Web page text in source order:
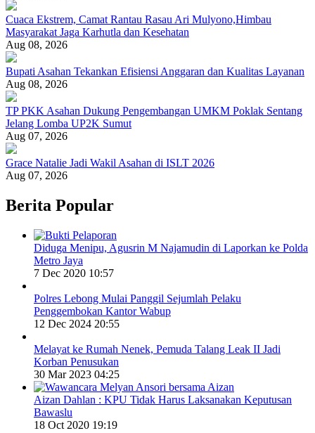
Cuaca Ekstrem, Camat Rantau Rasau Ari Mulyono,Himbau
Masyarakat Jaga Karhutla dan Kesehatan
Aug 08, 2026
Bupati Asahan Tekankan Efisiensi Anggaran dan Kualitas Layanan
Aug 08, 2026
TP PKK Asahan Dukung Pengembangan UMKM Poklak Sentang
Jelang Lomba UP2K Sumut
Aug 07, 2026
Grace Natalie Jadi Wakil Asahan di ISLT 2026
Aug 07, 2026
Berita Popular
Diduga Menipu, Agusrin M Najamudin di Laporkan ke Polda
Metro Jaya
7 Dec 2020 10:57
Polres Lebong Mulai Panggil Sejumlah Pelaku
Penggembokan Kantor Wabup
12 Dec 2024 20:55
Melayat ke Rumah Nenek, Pemuda Talang Leak II Jadi
Korban Penusukan
30 Mar 2023 04:25
Aizan Dahlan : KPU Tidak Harus Laksanakan Keputusan
Bawaslu
18 Oct 2020 19:19